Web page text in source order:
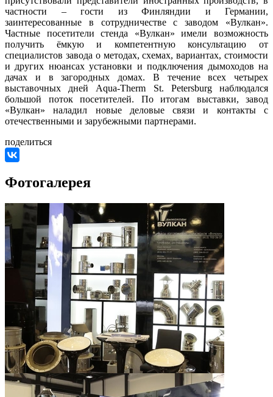
частности – гости из Финляндии и Германии,
заинтересованные в сотрудничестве с заводом «Вулкан».
Частные посетители стенда «Вулкан» имели возможность
получить ёмкую и компетентную консультацию от
специалистов завода о методах, схемах, вариантах, стоимости
и других нюансах установки и подключения дымоходов на
дачах и в загородных домах. В течение всех четырех
выставочных дней Aqua-Therm St. Petersburg наблюдался
большой поток посетителей. По итогам выставки, завод
«Вулкан» наладил новые деловые связи и контакты с
отечественными и зарубежными партнерами.
поделиться
Фотогалерея